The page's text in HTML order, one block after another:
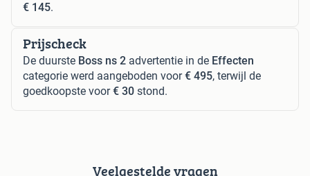
€ 145.
Prijscheck
De duurste Boss ns 2 advertentie in de Effecten
categorie werd aangeboden voor€ 495, terwijl de
goedkoopste voor€ 30 stond.
Veelgestelde vragen